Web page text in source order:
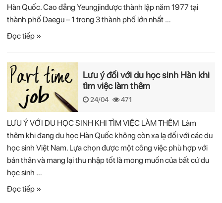
Hàn Quốc. Cao đẳng Yeungjinđược thành lập năm 1977 tại
thành phố Daegu – 1 trong 3 thành phố lớn nhất …
Đọc tiếp »
Lưu ý đối với du học sinh Hàn khi
tìm việc làm thêm
24/04 471
LƯU Ý VỚI DU HỌC SINH KHI TÌM VIỆC LÀM THÊM Làm
thêm khi đang du học Hàn Quốc không còn xa lạ đối với các du
học sinh Việt Nam. Lựa chọn được một công việc phù hợp với
bản thân và mang lại thu nhập tốt là mong muốn của bất cứ du
học sinh …
Đọc tiếp »